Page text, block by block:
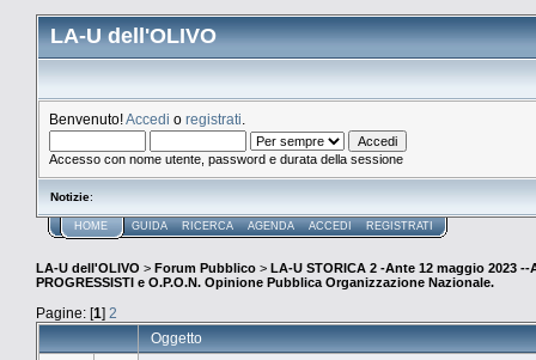
LA-U dell'OLIVO
Benvenuto!Accedi o registrati
Accesso con nome utente, password e durata della sessione
Notizie:
HOME GUIDA RICERCA AGENDA ACCEDI REGISTRATI
LA-U dell'OLIVO > Forum Pubblico > LA-U STORICA 2 -Ante 12 maggio 2023 --
PROGRESSISTI e O.P.O.N. Opinione Pubblica Organizzazione Nazionale.
Pagine: [1] 2
Oggetto